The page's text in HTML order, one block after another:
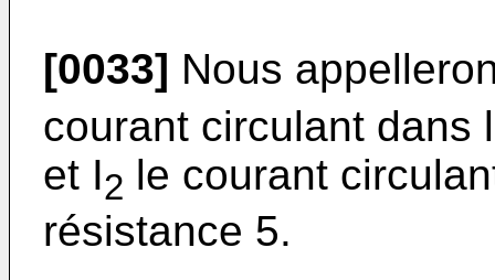
[0033] Nous
courant circulant dans
et I2 le courant
résistance 5.